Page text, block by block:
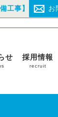
工事】 お
せ 採用情報
recruit